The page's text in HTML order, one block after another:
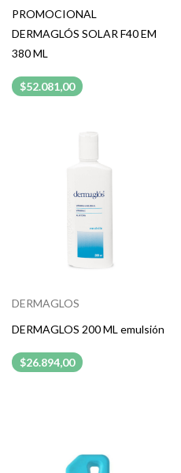
PROMOCIONAL
DERMAGLÓS SOLAR F40 EM
380 ML
$52.081,00
DERMAGLOS
DERMAGLOS 200 ML emulsión
$26.894,00